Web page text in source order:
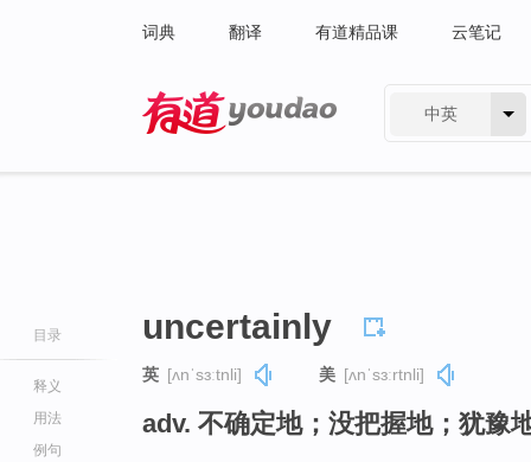
词典 翻译 有道精品课 云笔记
中英
目录
释义
用法
例句
uncertainly
英 [ʌnˈsɜːtnli] 美 [ʌnˈsɜːrtnli]
adv. 不确定地；没把握地；犹豫